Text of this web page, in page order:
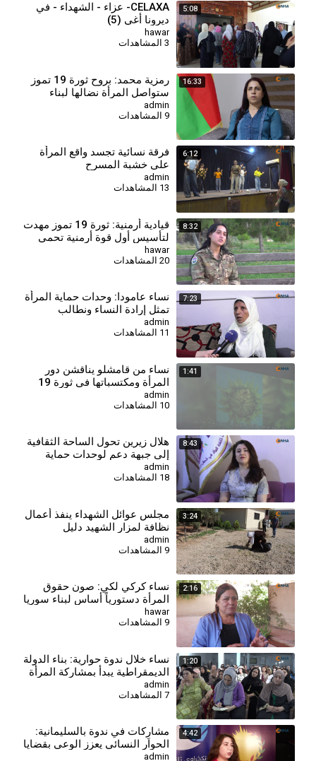
5:08
CELAXA- عزاء - الشهداء - في
ديرونا أغي (5)
hawar
3 المشاهدات
16:33
⁣رمزية محمد: بروح ثورة 19 تموز
ستواصل المرأة نضالها لبناء
سوريا المستقبل
admin
6:12
فرقة نسائية تجسد واقع المرأة
على خشبة المسرح
admin
8:32
قيادية أرمنية: ثورة 19 تموز مهدت
لتأسيس أول قوة أرمنية تحمي
الثقافة وترسخ دور المرأة
hawar
20 المشاهدات
7:23
⁣نساء عامودا: وحدات حماية المرأة
تمثل إرادة النساء ونطالب
بالاعتراف بها في الدستور
السوري
admin
1:41
⁣نساء من قامشلو يناقشن دور
المرأة ومكتسباتها في ثورة 19
تموز
admin
8:43
⁣هلال زيرين تحول الساحة الثقافية
إلى جبهة دعم لوحدات حماية
المرأة
admin
18 المشاهدات
3:24
مجلس عوائل الشهداء ينفذ أعمال
نظافة لمزار الشهيد دليل
ساروخان
admin
9 المشاهدات
2:16
نساء كركي لكي: صون حقوق
المرأة دستورياً أساس لبناء سوريا
ديمقراطية
hawar
1:20
⁣نساء خلال ندوة حوارية: بناء الدولة
الديمقراطية يبدأ بمشاركة المرأة
في صنع القرار
admin
7 المشاهدات
4:42
⁣مشارِكات في ندوة بالسليمانية:
الحوار النسائي يعزز الوعي بقضايا
المرأة في كردستان
admin